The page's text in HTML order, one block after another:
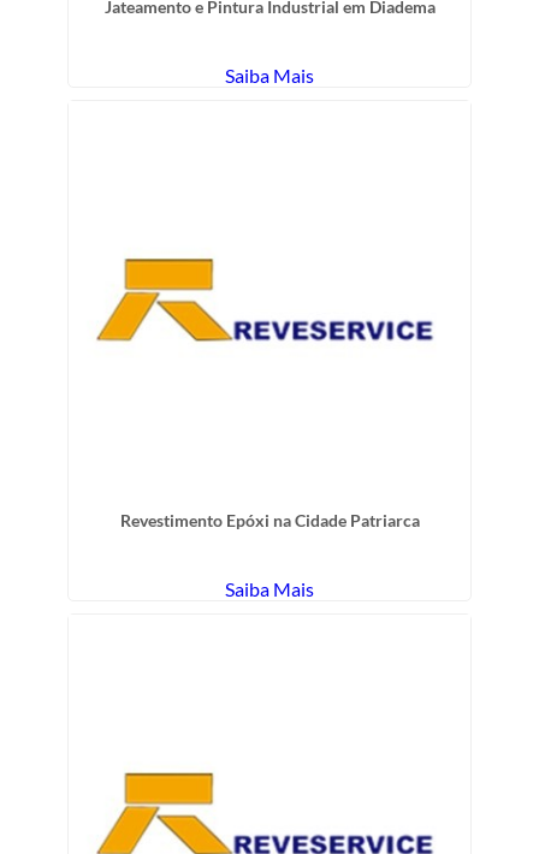
Jateamento e Pintura Industrial em Diadema
Saiba Mais
Revestimento Epóxi na Cidade Patriarca
Saiba Mais